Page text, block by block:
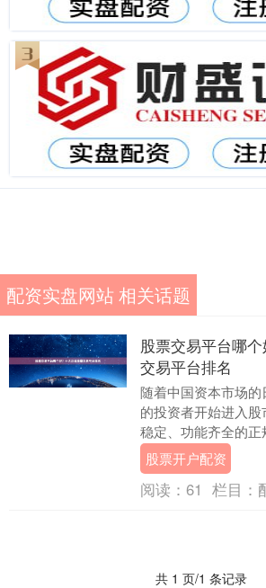
配资实盘网站 相关话题
股票交易平台哪
交易平台排名
随着中国资本市场
的投资者开始进入股
稳定、功能齐全的
投资成功的第一步。
择，投资者常常感....
股票开户配资
阅读： 61 栏目：
共 1 页/1 条记录